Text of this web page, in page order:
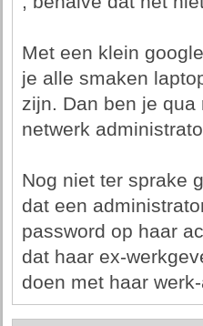
Met een klein
je alle smaken
zijn. Dan ben je
netwerk
Nog niet ter sprake
dat een
password op haar
dat haar ex-
doen met haar